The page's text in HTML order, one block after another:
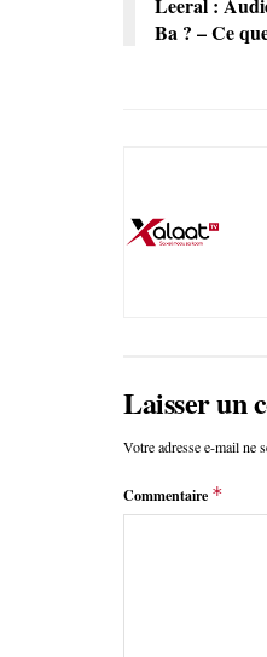
Ba ? – Ce
Laisser un
Votre adresse e-mail ne
Commentaire *